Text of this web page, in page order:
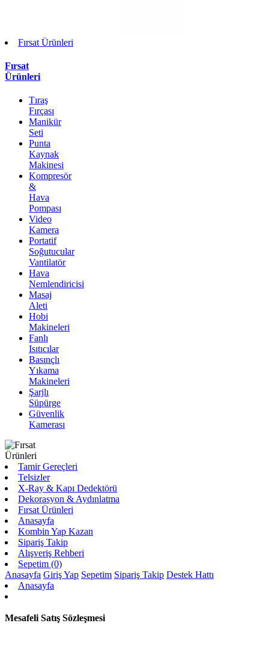
Fırsat Ürünleri
Fırsat
Ürünleri
Tıraş
Fırçası
Manikür
Seti
Punta
Kaynak
Makinesi
Kompresör
&
Hava
Pompası
Video
Kamera
Portatif
Soğutucular
Vantilatör
Hava
Nemlendiricisi
Masaj
Aleti
Hobi
Makineleri
Fanlı
Isıtıcılar
Basınçlı
Yıkama
Makineleri
Şarjlı
Süpürge
Güvenlik
Kamerası
Tamir Gereçleri
Telsizler
X-Ray & Kapı Dedektörü
Dekorasyon & Aydınlatma
Fırsat Ürünleri
Anasayfa
Kombin Yap Kazan
Sipariş Takip
Alışveriş Rehberi
Sepetim (0)
Anasayfa Giriş Yap Sepetim Sipariş Takip Destek Hattı
Anasayfa
Mesafeli Satış Sözleşmesi